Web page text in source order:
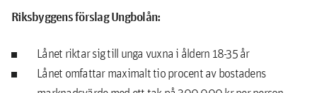
Riksbyggens förslag Ungbolån:
Lånet riktar sig till unga vuxna i åldern 18-35 år
Lånet omfattar maximalt tio procent av bostadens